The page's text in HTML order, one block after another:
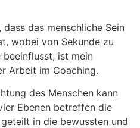
das menschliche Sein
wobei von Sekunde zu
beeinflusst, ist mein
Arbeit im Coaching.
des Menschen kann
Ebenen betreffen die
in die bewussten und